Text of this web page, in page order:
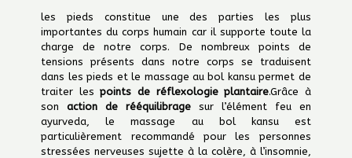
les pieds constitue une des parties les plus
importantes du corps humain car il supporte toute la
charge de notre corps. De nombreux points de
tensions présents dans notre corps se traduisent
dans les pieds et le massage au bol kansu permet de
traiter lespoints de réflexologie plantaire.Grâce à
sonaction de rééquilibrage sur l’élément feu en
ayurveda, le massage au bol kansu est
particulièrement recommandé pour les personnes
stressées nerveuses sujette à la colère, à l’insomnie,